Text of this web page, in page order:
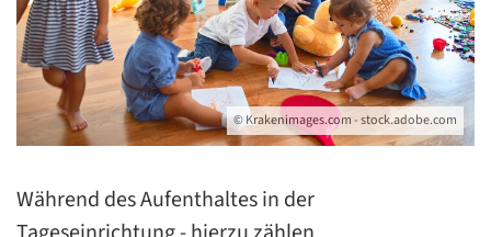
© Krakenimages.com - stock.adobe.com
Während des Aufenthaltes in der